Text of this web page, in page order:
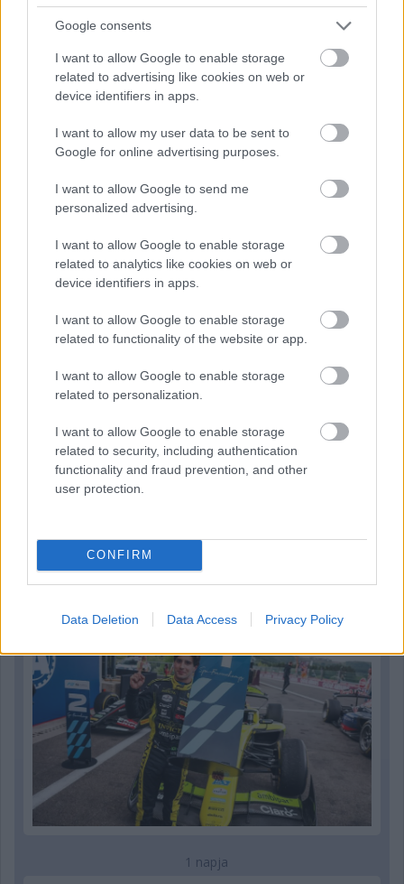
Google consents
I want to allow Google to enable storage
related to advertising like cookies on web or
device identifiers in apps.
I want to allow my user data to be sent to
Google for online advertising purposes.
I want to allow Google to send me
personalized advertising.
I want to allow Google to enable storage
related to analytics like cookies on web or
device identifiers in apps.
I want to allow Google to enable storage
related to functionality of the website or app.
I want to allow Google to enable storage
related to personalization.
I want to allow Google to enable storage
related to security, including authentication
functionality and fraud prevention, and other
user protection.
CONFIRM
Data Deletion Data Access Privacy Policy
1 napja
Domenicali szerint
„Jó látni, hogy közel az álom” – Camara az F1-es
pletykákról
1 napja